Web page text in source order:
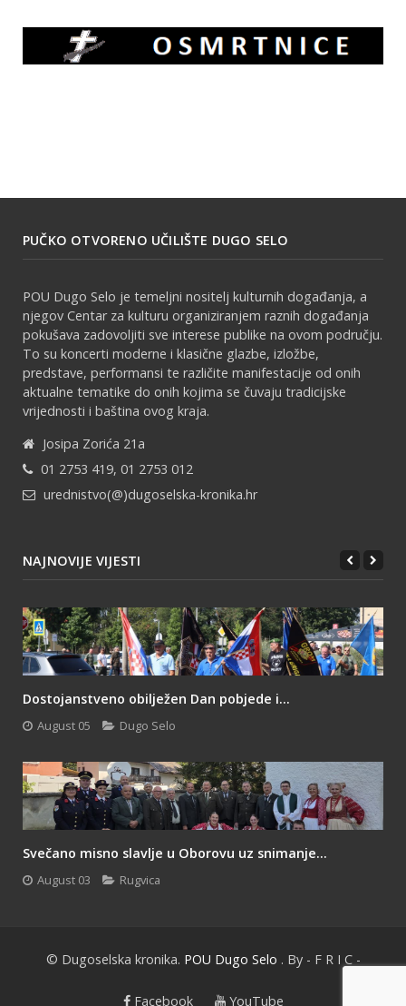
PUČKO OTVORENO UČILIŠTE DUGO SELO
POU Dugo Selo je temeljni nositelj kulturnih događanja, a
njegov Centar za kulturu organiziranjem raznih događanja
pokušava zadovoljiti sve interese publike na ovom području.
To su koncerti moderne i klasične glazbe, izložbe,
predstave, performansi te različite manifestacije od onih
aktualne tematike do onih kojima se čuvaju tradicijske
vrijednosti i baština ovog kraja.
Josipa Zorića 21a
01 2753 419, 01 2753 012
urednistvo(@)dugoselska-kronika.hr
NAJNOVIJE VIJESTI
Dostojanstveno obilježen Dan pobjede i...
August 05 Dugo Selo
Svečano misno slavlje u Oborovu uz snimanje...
August 03 Rugvica
© Dugoselska kronika. POU Dugo Selo . By - F R I C -
Facebook YouTube